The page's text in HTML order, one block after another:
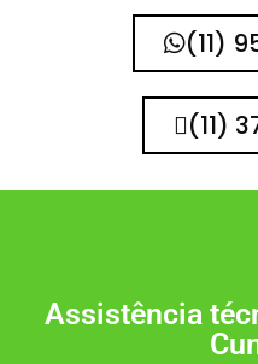
(11)
(11)
Assistência